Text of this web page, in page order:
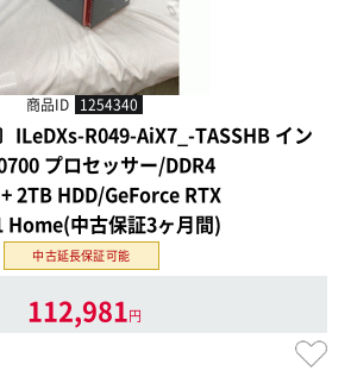
商品ID 1254340
ILeDXs-R049-AiX7_-TASSHB イン
プロセッサー/DDR4
2TB HDD/GeForce RTX
中古保証3ヶ月間)
中古延長保証可能
112,981円